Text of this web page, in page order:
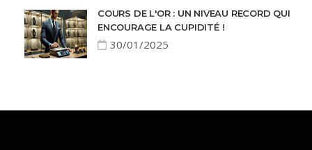
COURS DE L'OR : UN NIVEAU RECORD QUI
ENCOURAGE LA CUPIDITÉ !
30/01/2025